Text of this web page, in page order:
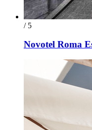
/ 5
Novotel Roma